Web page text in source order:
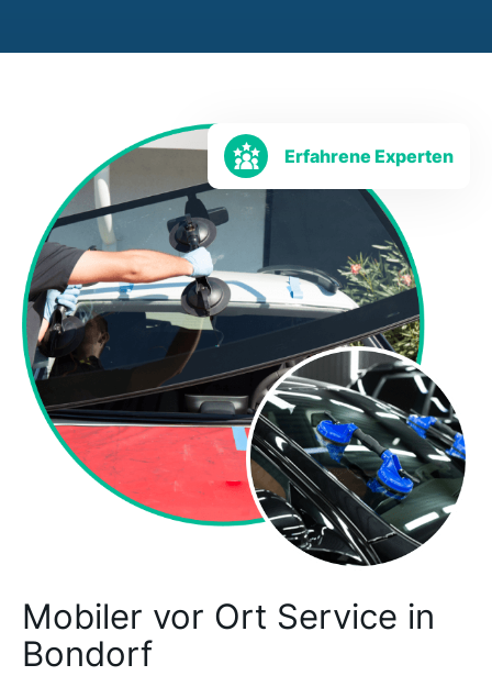
Mobiler vor Ort Service in
Bondorf
Erfahrene Experten